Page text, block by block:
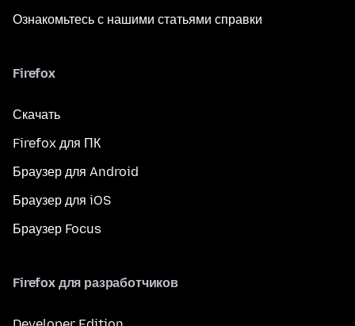
Ознакомьтесь с нашими статьями справки
Firefox
Скачать
Firefox для ПК
Браузер для Android
Браузер для iOS
Браузер Focus
Firefox для разработчиков